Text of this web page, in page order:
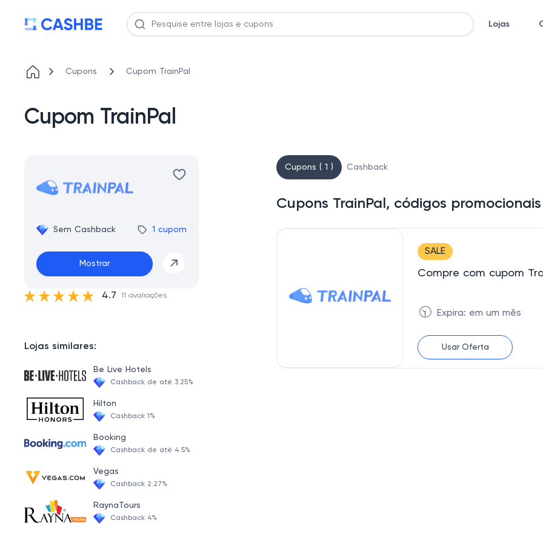
Lojas
Cupons Cupom TrainPal
Cupom TrainPal
Sem Cashback 1 cupom
Mostrar
4.7 11 avaliações
Lojas similares:
Be Live Hotels
Cashback de até 3.25%
Hilton
Cashback 1%
Booking
Cashback de até 4.5%
Vegas
Cashback 2.27%
RaynaTours
Cashback 4%
Cupons ( 1 ) Cashback
Cupons TrainPal, códigos
SALE
Compre com cupom
🕥 Expira: em um mês
Usar Oferta